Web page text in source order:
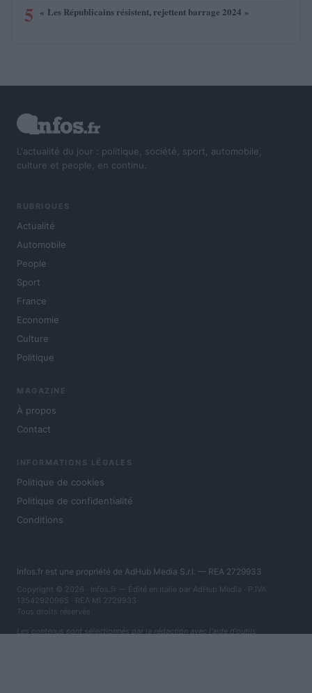
5 « Les Républicains résistent, rejettent barrage 2024 »
L'actualité du jour : politique, société, sport, automobile,
culture et people, en continu.
RUBRIQUES
Actualité
Automobile
People
Sport
France
Economie
Culture
Politique
MAGAZINE
À propos
Contact
INFORMATIONS LÉGALES
Politique de cookies
Politique de confidentialité
Conditions
Infos.fr est une propriété de AdHub Media S.r.l. — REA 2729933
Copyright © 2026 · Infos.fr — Édité en Italie par AdHub Media · P.IVA
13542920965 · REA MI 2729933
Tous droits réservés
Les contenus sont sélectionnés par la rédaction avec l'aide d'outils